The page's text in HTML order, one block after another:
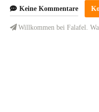
Keine Kommentare
Willkommen bei Falafel.